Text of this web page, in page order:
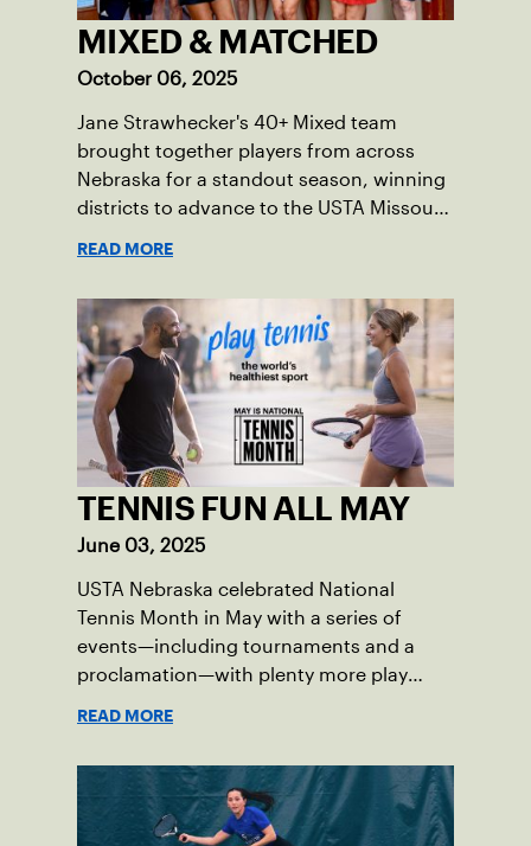
MIXED & MATCHED
October 06, 2025
Jane Strawhecker's 40+ Mixed team
brought together players from across
Nebraska for a standout season, winning
districts to advance to the USTA Missouri
READ MORE
TENNIS FUN ALL MAY
June 03, 2025
USTA Nebraska celebrated National
Tennis Month in May with a series of
events—including tournaments and a
proclamation—with plenty more play
READ MORE